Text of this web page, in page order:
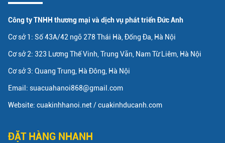
Công ty TNHH thương mại và dịch vụ phát triển Đức Anh
Cơ sở 1: Số 43A/42 ngõ 278 Thái Hà, Đống Đa, Hà Nội
Cơ sở 2: 323 Lương Thế Vinh, Trung Văn, Nam Từ Liêm, Hà Nội
Cơ sở 3: Quang Trung, Hà Đông, Hà Nội
Email: suacuahanoi868@gmail.com
Website: cuakinhhanoi.net / cuakinhducanh.com
ĐẶT HÀNG NHANH